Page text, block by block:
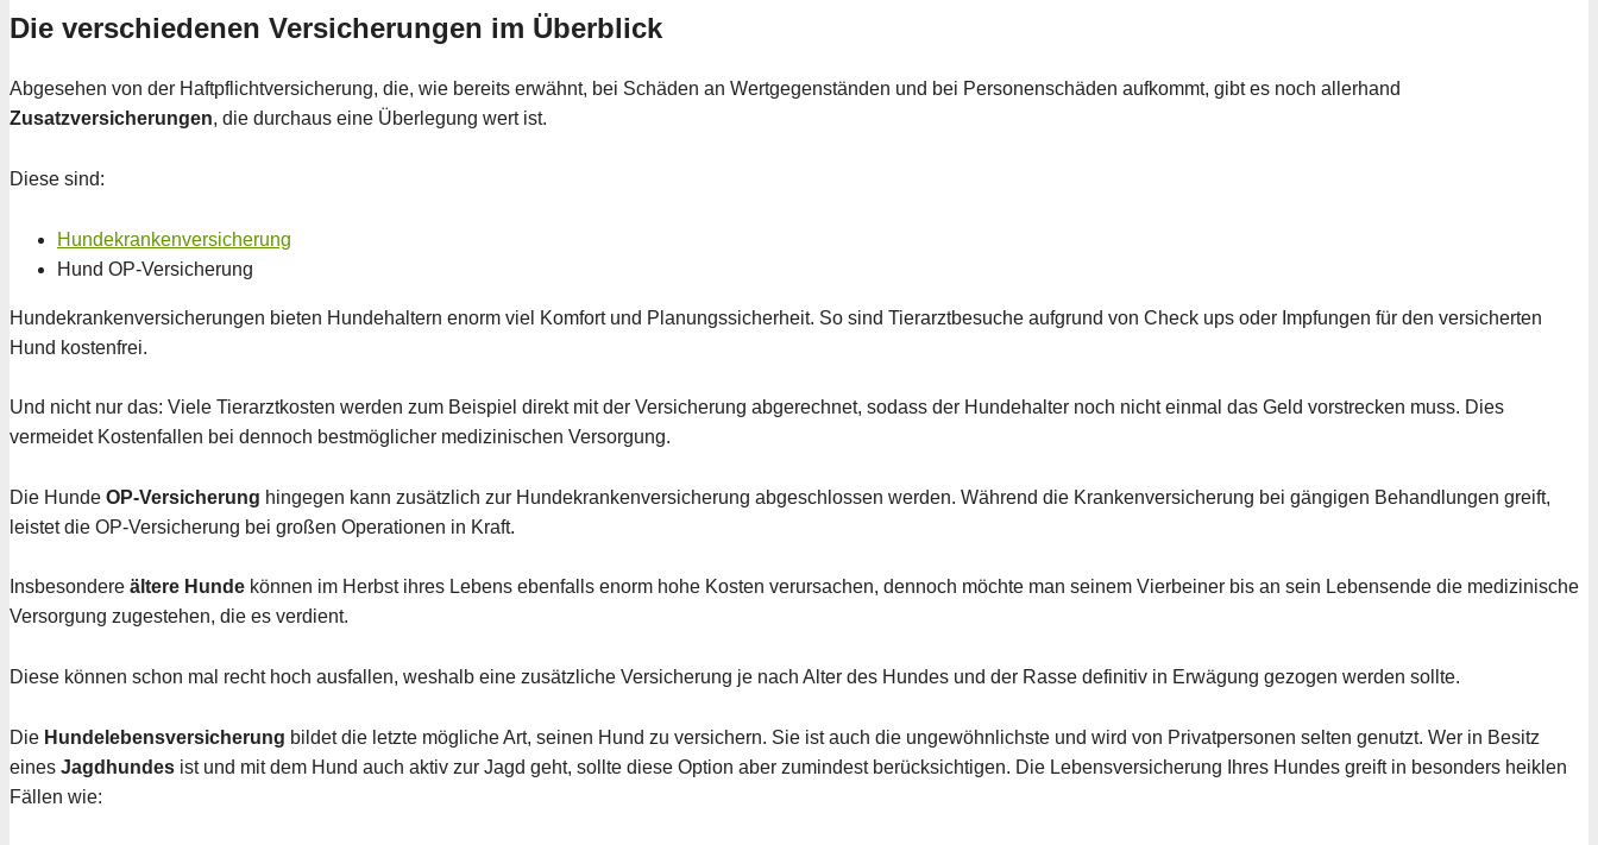
Die verschiedenen Versicherungen im Überblick
Abgesehen von der Haftpflichtversicherung, die, wie bereits erwähnt, bei Schäden an Wertgegenständen und bei Personenschäden aufkommt, gibt es noch allerhand
Zusatzversicherungen, die durchaus eine Überlegung wert ist.
Diese sind:
Hundekrankenversicherung
Hund OP-Versicherung
Hundekrankenversicherungen bieten Hundehaltern enorm viel Komfort und Planungssicherheit. So sind Tierarztbesuche aufgrund von Check ups oder Impfungen für den versicherten
Hund kostenfrei.
Und nicht nur das: Viele Tierarztkosten werden zum Beispiel direkt mit der Versicherung abgerechnet, sodass der Hundehalter noch nicht einmal das Geld vorstrecken muss. Dies
vermeidet Kostenfallen bei dennoch bestmöglicher medizinischen Versorgung.
Die Hunde OP-Versicherung hingegen kann zusätzlich zur Hundekrankenversicherung abgeschlossen werden. Während die Krankenversicherung bei gängigen Behandlungen greift,
leistet die OP-Versicherung bei großen Operationen in Kraft.
Insbesondere ältere Hunde können im Herbst ihres Lebens ebenfalls enorm hohe Kosten verursachen, dennoch möchte man seinem Vierbeiner bis an sein Lebensende die medizinische
Versorgung zugestehen, die es verdient.
Diese können schon mal recht hoch ausfallen, weshalb eine zusätzliche Versicherung je nach Alter des Hundes und der Rasse definitiv in Erwägung gezogen werden sollte.
Die Hundelebensversicherung bildet die letzte mögliche Art, seinen Hund zu versichern. Sie ist auch die ungewöhnlichste und wird von Privatpersonen selten genutzt. Wer in Besitz
eines Jagdhundes ist und mit dem Hund auch aktiv zur Jagd geht, sollte diese Option aber zumindest berücksichtigen. Die Lebensversicherung Ihres Hundes greift in besonders heiklen
Fällen wie: